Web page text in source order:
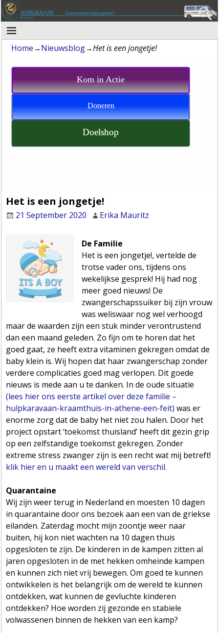
Home→Nieuwsblog→Het is een jongetje!
Kom in Actie
Doneren
Doelshop
Het is een jongetje!
21 September 2020 Erika Mauritz
De Familie
Het is een jongetje!, vertelde de
trotse vader ons, tijdens ons
wekelijkse gesprek! Hij had nog
meer goed nieuws! De
zwangerschapssuiker bij zijn vrouw
was weliswaar nog wel verhoogd
maar de waarden zijn een stuk minder verontrustend
dan een maand geleden. Zo fijn om te horen dat het
goed gaat, ze heeft extra vitaminen gekregen omdat de
baby klein is. Wij hopen dat haar zwangerschap zonder
verdere complicaties goed mag verlopen. Dit goede
nieuws is mede aan u te danken. In de oude situatie
(lees hier ons eerste artikel over deze familie –
hulpkaravaan-kraamthuis-in-athene-een-feit) was er
enorme zorg dat de baby het niet zou halen. Door het
project opstart ‘toekomst thuisland’ heeft dit gezin grip
op een zelfstandige toekomst gekregen. Zonder
extreme stress zwanger zijn is een recht wat mij betreft!
klik hier en u maakt een wereld van verschil.
Quarantaine
Wij zijn weer terug in Nederland en moesten 10 dagen
in quarantaine door ons bezoek aan een van de griekse
eilanden. Zaterdag mocht mijn zoontje weer naar
buiten, hij kon niet wachten na 10 dagen thuis
opgesloten te zijn. De kinderen in de kampen zitten al
jaren opgesloten in de met hekken omheinde kampen
en kunnen zich niet vrij bewegen. Om goed te kunnen
ontwikkelen is het belangrijk om de wereld te kunnen
ontdekken, wat kunnen de gevluchte kinderen
ontdekken? Hoe worden zij gezonde en stabiele
volwassenen binnen de hekken van een kamp?